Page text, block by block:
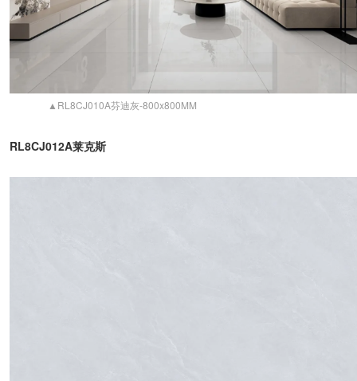
▲RL8CJ010A芬迪灰-800x800MM
RL8CJ012A莱克斯